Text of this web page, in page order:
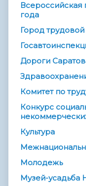
Всероссийская
года
Город
Дороги
Комитет по
Конкурс
Культура
Молодежь
Музей-усадьба